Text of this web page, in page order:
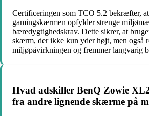
Certificeringen som TCO 5.2 bekræfter,
gamingskærmen opfylder strenge
bæredygtighedskrav. Dette sikrer, at
skærm, der ikke kun yder højt, men også
miljøpåvirkningen og fremmer langvarig
Hvad adskiller BenQ Zowie
fra andre lignende skærme på